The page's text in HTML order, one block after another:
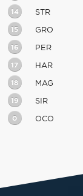
14 STR
15 GRO
16 PER
17 HAR
18 MAG
19 SIR
0 OCO